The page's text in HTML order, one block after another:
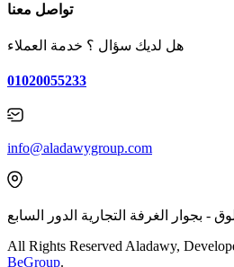
تواصل معنا
هل لديك سؤال ؟ خدمة العملاء
01020055233
info@aladawygroup.com
All Rights Reserved Aladawy,
BeGroup.